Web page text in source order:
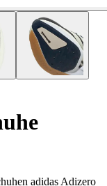
adidas Adizero